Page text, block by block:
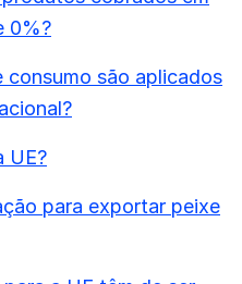
0%?
consumo são aplicados
UE?
para exportar peixe